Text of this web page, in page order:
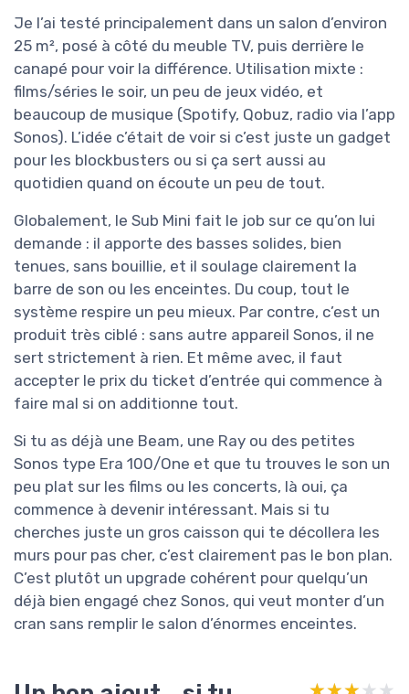
Je l’ai testé principalement dans un salon d’environ
25 m², posé à côté du meuble TV, puis derrière le
canapé pour voir la différence. Utilisation mixte :
films/séries le soir, un peu de jeux vidéo, et
beaucoup de musique (Spotify, Qobuz, radio via l’app
Sonos). L’idée c’était de voir si c’est juste un gadget
pour les blockbusters ou si ça sert aussi au
quotidien quand on écoute un peu de tout.
Globalement, le Sub Mini fait le job sur ce qu’on lui
demande : il apporte des basses solides, bien
tenues, sans bouillie, et il soulage clairement la
barre de son ou les enceintes. Du coup, tout le
système respire un peu mieux. Par contre, c’est un
produit très ciblé : sans autre appareil Sonos, il ne
sert strictement à rien. Et même avec, il faut
accepter le prix du ticket d’entrée qui commence à
faire mal si on additionne tout.
Si tu as déjà une Beam, une Ray ou des petites
Sonos type Era 100/One et que tu trouves le son un
peu plat sur les films ou les concerts, là oui, ça
commence à devenir intéressant. Mais si tu
cherches juste un gros caisson qui te décollera les
murs pour pas cher, c’est clairement pas le bon plan.
C’est plutôt un upgrade cohérent pour quelqu’un
déjà bien engagé chez Sonos, qui veut monter d’un
cran sans remplir le salon d’énormes enceintes.